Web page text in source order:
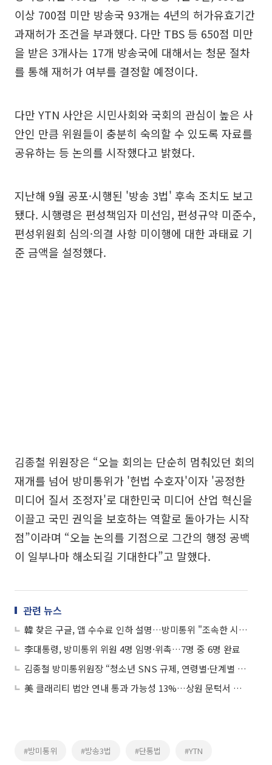
이상 700점 미만 방송국 93개는 4년의 허가유효기간
과재허가 조건을 부과했다. 다만 TBS 등 650점 미만
을 받은 3개사는 17개 방송국에 대해서는 청문 절차
를 통해 재허가 여부를 결정할 예정이다.
다만 YTN 사안은 시민사회와 국회의 관심이 높은 사
안인 만큼 위원들이 충분히 숙의할 수 있도록 자료를
공유하는 등 논의를 시작했다고 밝혔다.
지난해 9월 공포·시행된 '방송 3법' 후속 조치도 보고
됐다. 시행령은 편성책임자 미선임, 편성규약 미준수,
편성위원회 심의·의결 사항 미이행에 대한 과태료 기
준 금액을 설정했다.
김종철 위원장은 “오늘 회의는 단순히 멈춰있던 회의
재개를 넘어 방미통위가 '헌법 수호자'이자 '공정한
미디어 질서 조정자'로 대한민국 미디어 산업 혁신을
이끌고 국민 권익을 보호하는 역할로 돌아가는 시작
점”이라며 “오늘 논의를 기점으로 그간의 행정 공백
이 일부나마 해소되길 기대한다”고 말했다.
관련 뉴스
韓 찾은 구글, 앱 수수료 인하 설명…방미통위 "조속한 시행 촉구"
李대통령, 방미통위 위원 4명 임명·위촉…7명 중 6명 완료
김종철 방미통위원장 “청소년 SNS 규제, 연령별·단계별 접근해야”
美 클래리티 법안 연내 통과 가능성 13%…상원 문턱서 제동
#방미통위 #방송3법 #단통법 #YTN